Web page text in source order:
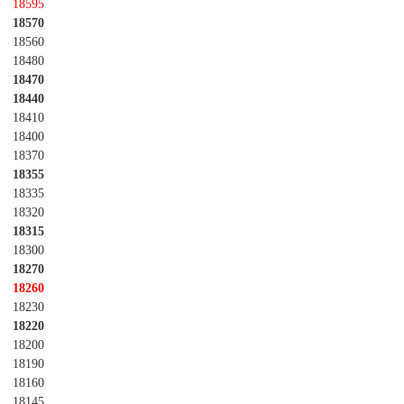
18595
18570
18560
18480
18470
18440
18410
18400
18370
18355
18335
18320
18315
18300
18270
18260
18230
18220
18200
18190
18160